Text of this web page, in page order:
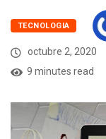
TECNOLOGIA
octubre 2, 2020
9 minutes read